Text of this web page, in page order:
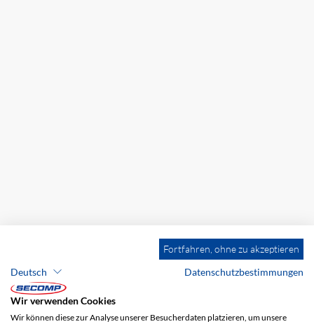
Fortfahren, ohne zu akzeptieren
Deutsch
Datenschutzbestimmungen
Wir verwenden Cookies
Wir können diese zur Analyse unserer Besucherdaten platzieren, um unsere